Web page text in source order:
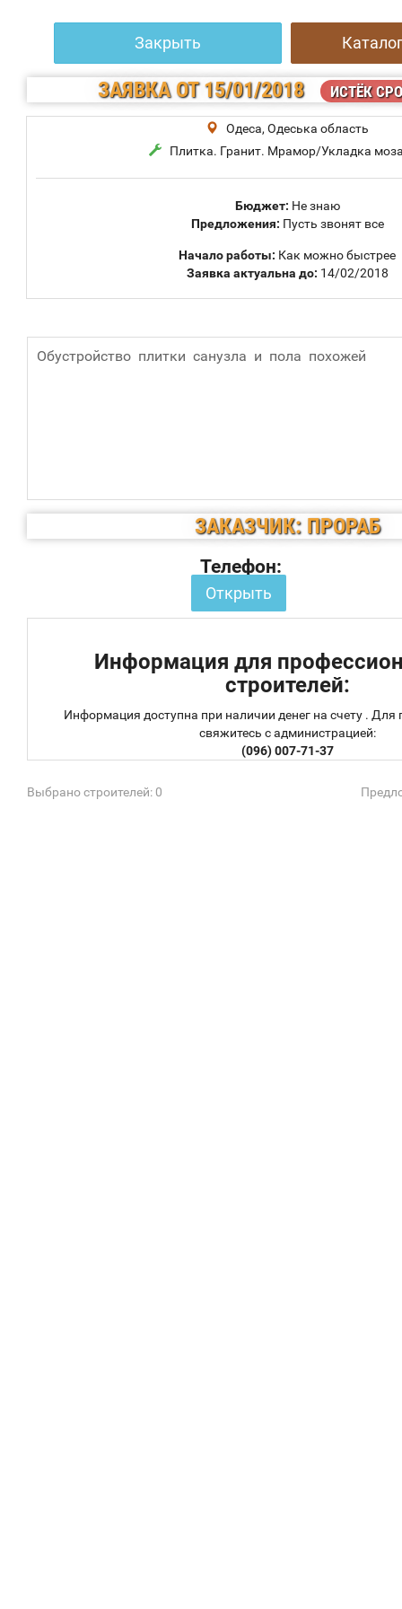
Закрыть
ЗАЯВКАОТ 15/01/2018 ИСТЁК
Одеса, Одеська область
Плитка. Гранит. Мрамор/Укладка
Бюджет: Не знаю
Предложения: Пусть звонят все
Начало работы: Как можно быстрее
Заявка актуальна до: 14/02/2018
Обустройство плитки санузла и пола похожей
ЗАКАЗЧИК: ПРОРАБ
Телефон:
Открыть
Информация для
строителей:
Информация доступна при наличии денег на счету . Для
свяжитесь с администрацией:
(096) 007-71-37
Выбрано строителей: 0